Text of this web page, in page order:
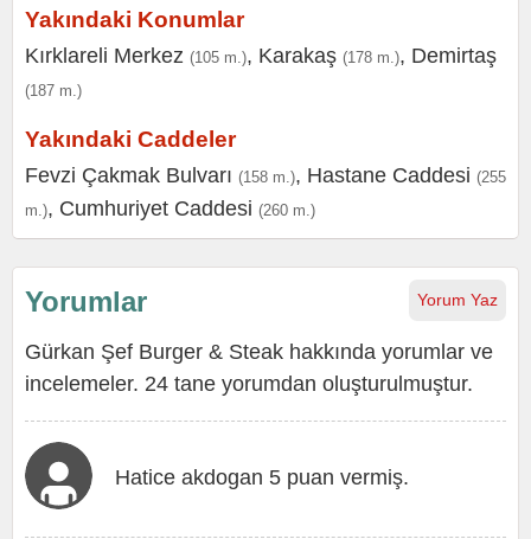
Yakındaki Konumlar
Kırklareli Merkez (105 m.), Karakaş (178 m.), Demirtaş
(187 m.)
Yakındaki Caddeler
Fevzi Çakmak Bulvarı (158 m.), Hastane Caddesi (255
m.), Cumhuriyet Caddesi (260 m.)
Yorum Yaz
Yorumlar
Gürkan Şef Burger & Steak hakkında yorumlar ve
incelemeler. 24 tane yorumdan oluşturulmuştur.
Hatice akdogan 5 puan vermiş.